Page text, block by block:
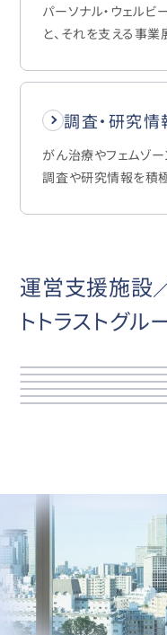
パーソナル・ウェル
と、それを支える事業
調査・研究情
がん治療やフェムゾ
調査や研究情報を積
運営支援施設
トトラストグル